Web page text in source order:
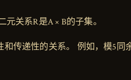
关系R是A × B的子集。
和传递性的关系。 例如，模5同